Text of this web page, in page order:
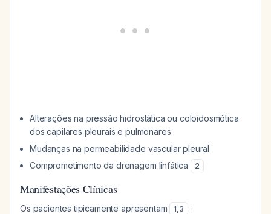
Alterações na pressão hidrostática ou coloidosmótica
dos capilares pleurais e pulmonares
Mudanças na permeabilidade vascular pleural
Comprometimento da drenagem linfática
2
Manifestações Clínicas
Os pacientes tipicamente apresentam 1,3 :